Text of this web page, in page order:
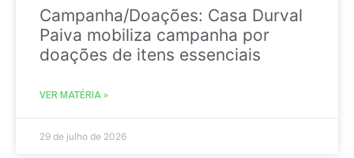
Campanha/Doações: Casa Durval
Paiva mobiliza campanha por
doações de itens essenciais
VER MATÉRIA »
29 de julho de 2026